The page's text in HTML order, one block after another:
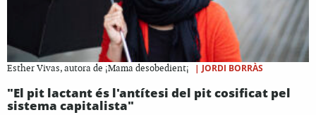
Esther Vivas, autora de ¡Mama desobedient¡ | JORDI BORRÀS
"El pit lactant és l'antítesi del pit cosificat pel
sistema capitalista"